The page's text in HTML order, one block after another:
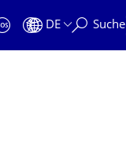
DE Suche